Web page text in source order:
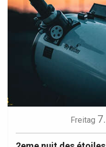
Freitag 7.